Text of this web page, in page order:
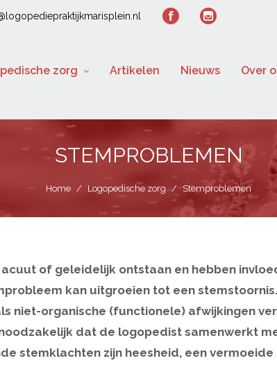
zorg Artikelen Nieuws Over
STEMPROBLEMEN
Home / Logopedische zorg / Stemproblemen
of geleidelijk ontstaan en hebben
kan uitgroeien tot een
niet-organische (functionele) afwijkingen
dat de logopedist samenwerkt
stemklachten zijn heesheid, een